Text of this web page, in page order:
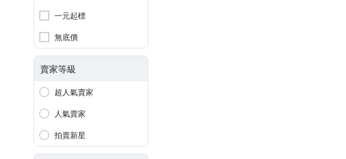
一元起標
無底價
賣家等級
超人氣賣家
人氣賣家
拍賣新星